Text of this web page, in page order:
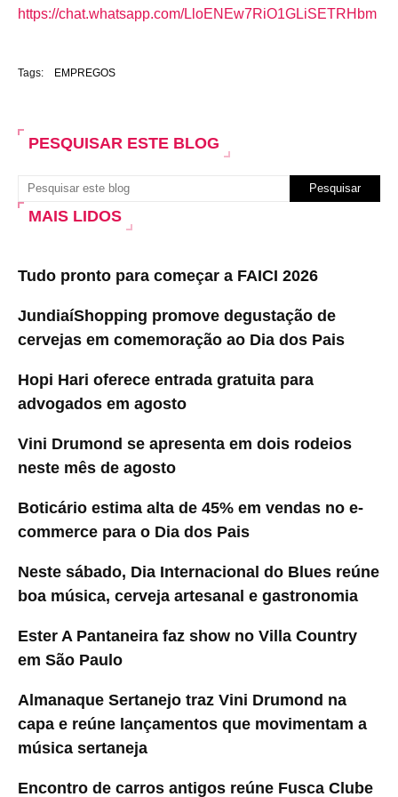
https://chat.whatsapp.com/LloENEw7RiO1GLiSETRHbm
Tags: EMPREGOS
PESQUISAR ESTE BLOG
MAIS LIDOS
Tudo pronto para começar a FAICI 2026
JundiaíShopping promove degustação de
cervejas em comemoração ao Dia dos Pais
Hopi Hari oferece entrada gratuita para
advogados em agosto
Vini Drumond se apresenta em dois rodeios
neste mês de agosto
Boticário estima alta de 45% em vendas no e-
commerce para o Dia dos Pais
Neste sábado, Dia Internacional do Blues reúne
boa música, cerveja artesanal e gastronomia
Ester A Pantaneira faz show no Villa Country
em São Paulo
Almanaque Sertanejo traz Vini Drumond na
capa e reúne lançamentos que movimentam a
música sertaneja
Encontro de carros antigos reúne Fusca Clube